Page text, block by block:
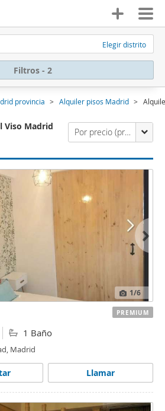
Elegir distrito
Filtros - 2
provincia Alquiler pisos Madrid
Viso Madrid
Por precio (primero los económicos)
1/6
1 Baño
Madrid
Llamar
PREMIUM